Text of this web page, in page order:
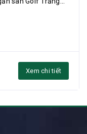
Xem chi tiết